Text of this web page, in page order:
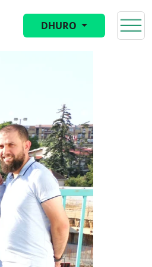
DHURO